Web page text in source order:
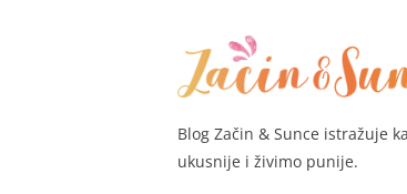
Blog Začin & Sunce istražuje
ukusnije i živimo punije.